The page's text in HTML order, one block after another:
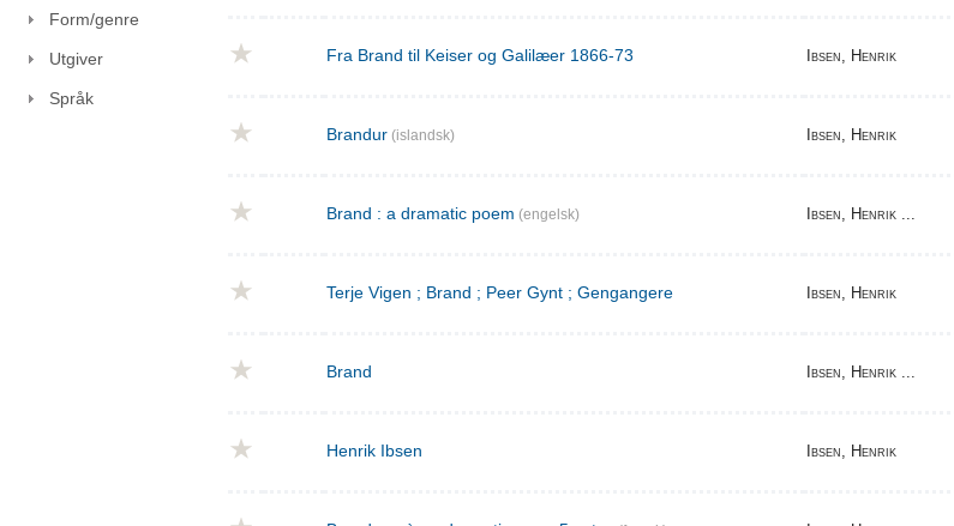
Form/genre
Utgiver
Språk
Fra Brand til Keiser og Galilæer 1866-73 Ibsen, Henrik
Brandur (islandsk) Ibsen, Henrik
Brand : a dramatic poem (engelsk) Ibsen, Henrik ...
Terje Vigen ; Brand ; Peer Gynt ; Gengangere Ibsen, Henrik
Brand Ibsen, Henrik ...
Henrik Ibsen Ibsen, Henrik